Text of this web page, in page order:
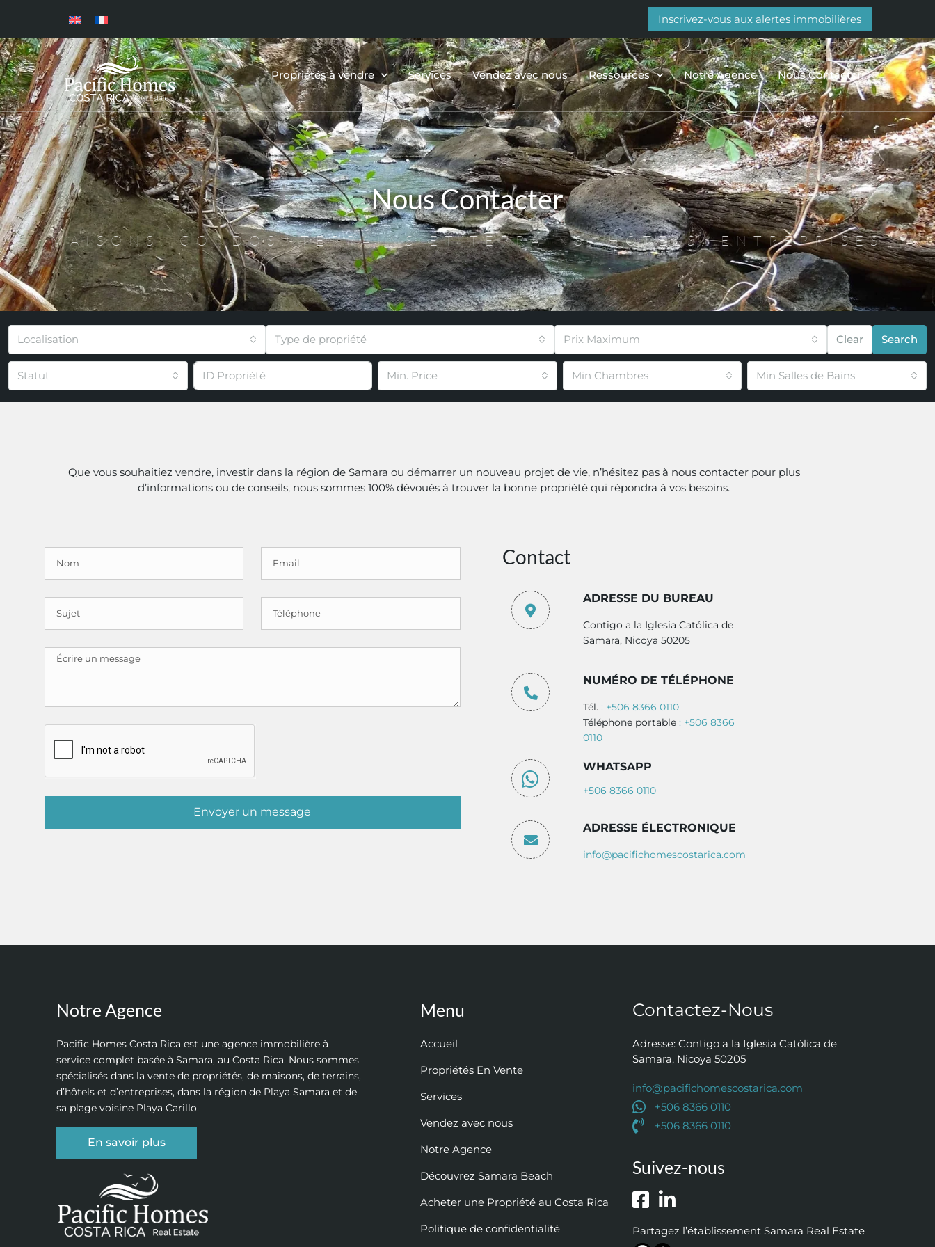
Inscrivez-vous aux alertes immobilières
Propriétés à vendre Services Vendez avec nous Ressources Notre Agence Nous Contacter
Nous Contacter
MAISONS, CONDOS, TERRAINS ET TERRAINS, HÔTELS, ENTREPRISES
Localisation Type de propriété Prix Maximum Clear Search
Statut Min. Price Min Chambres Min Salles de Bains
Que vous souhaitiez vendre, investir dans la région de Samara ou démarrer un nouveau projet de vie, n’hésitez pas à nous contacter pour plus
d’informations ou de conseils, nous sommes 100% dévoués à trouver la bonne propriété qui répondra à vos besoins.
Envoyer un message
Contact
ADRESSE DU BUREAU
Contigo a la Iglesia Católica de
Samara, Nicoya 50205
NUMÉRO DE TÉLÉPHONE
Tél.: +506 8366 0110
Téléphone portable : +506 8366
0110
WHATSAPP
+506 8366 0110
ADRESSE ÉLECTRONIQUE
info@pacifichomescostarica.com
Notre Agence
Pacific Homes Costa Rica est une agence immobilière à
service complet basée à Samara, au Costa Rica. Nous sommes
spécialisés dans la vente de propriétés, de maisons, de terrains,
d’hôtels et d’entreprises, dans la région de Playa Samara et de
sa plage voisine Playa Carillo.
En savoir plus
Menu
Accueil
Propriétés En Vente
Services
Vendez avec nous
Notre Agence
Découvrez Samara Beach
Acheter une Propriété au Costa Rica
Politique de confidentialité
Contactez-Nous
Adresse: Contigo a la Iglesia Católica de
Samara, Nicoya 50205
info@pacifichomescostarica.com
+506 8366 0110
+506 8366 0110
Suivez-nous
Partagez l’établissement Samara Real Estate